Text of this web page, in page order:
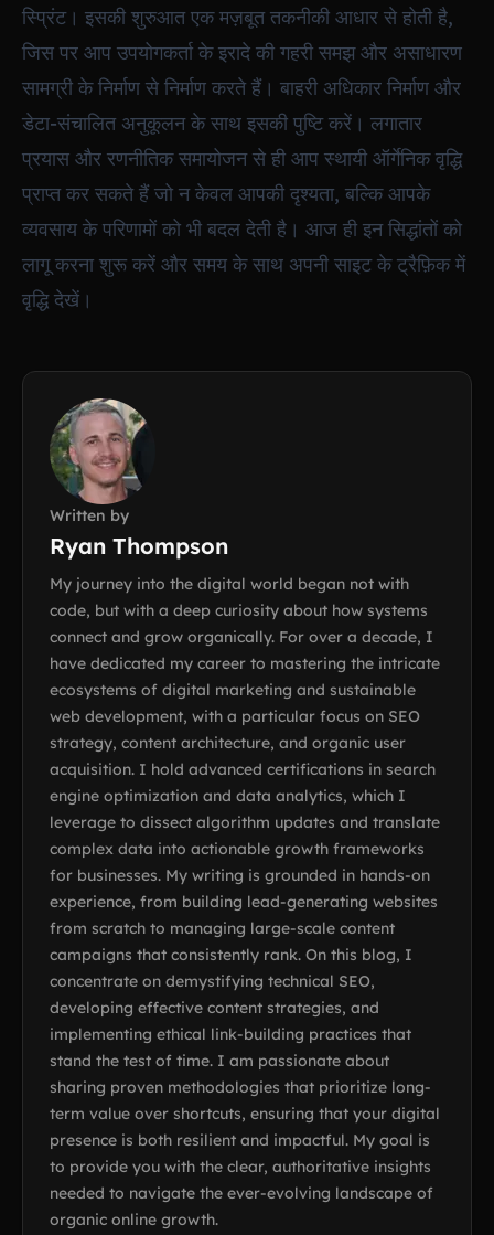
स्प्रिंट। इसकी शुरुआत एक मज़बूत तकनीकी आधार से होती है,
जिस पर आप उपयोगकर्ता के इरादे की गहरी समझ और असाधारण
सामग्री के निर्माण से निर्माण करते हैं। बाहरी अधिकार निर्माण और
डेटा-संचालित अनुकूलन के साथ इसकी पुष्टि करें। लगातार
प्रयास और रणनीतिक समायोजन से ही आप स्थायी ऑर्गेनिक वृद्धि
प्राप्त कर सकते हैं जो न केवल आपकी दृश्यता, बल्कि आपके
व्यवसाय के परिणामों को भी बदल देती है। आज ही इन सिद्धांतों को
लागू करना शुरू करें और समय के साथ अपनी साइट के ट्रैफ़िक में
वृद्धि देखें।
Written by
Ryan Thompson
My journey into the digital world began not with
code, but with a deep curiosity about how systems
connect and grow organically. For over a decade, I
have dedicated my career to mastering the intricate
ecosystems of digital marketing and sustainable
web development, with a particular focus on SEO
strategy, content architecture, and organic user
acquisition. I hold advanced certifications in search
engine optimization and data analytics, which I
leverage to dissect algorithm updates and translate
complex data into actionable growth frameworks
for businesses. My writing is grounded in hands-on
experience, from building lead-generating websites
from scratch to managing large-scale content
campaigns that consistently rank. On this blog, I
concentrate on demystifying technical SEO,
developing effective content strategies, and
implementing ethical link-building practices that
stand the test of time. I am passionate about
sharing proven methodologies that prioritize long-
term value over shortcuts, ensuring that your digital
presence is both resilient and impactful. My goal is
to provide you with the clear, authoritative insights
needed to navigate the ever-evolving landscape of
organic online growth.